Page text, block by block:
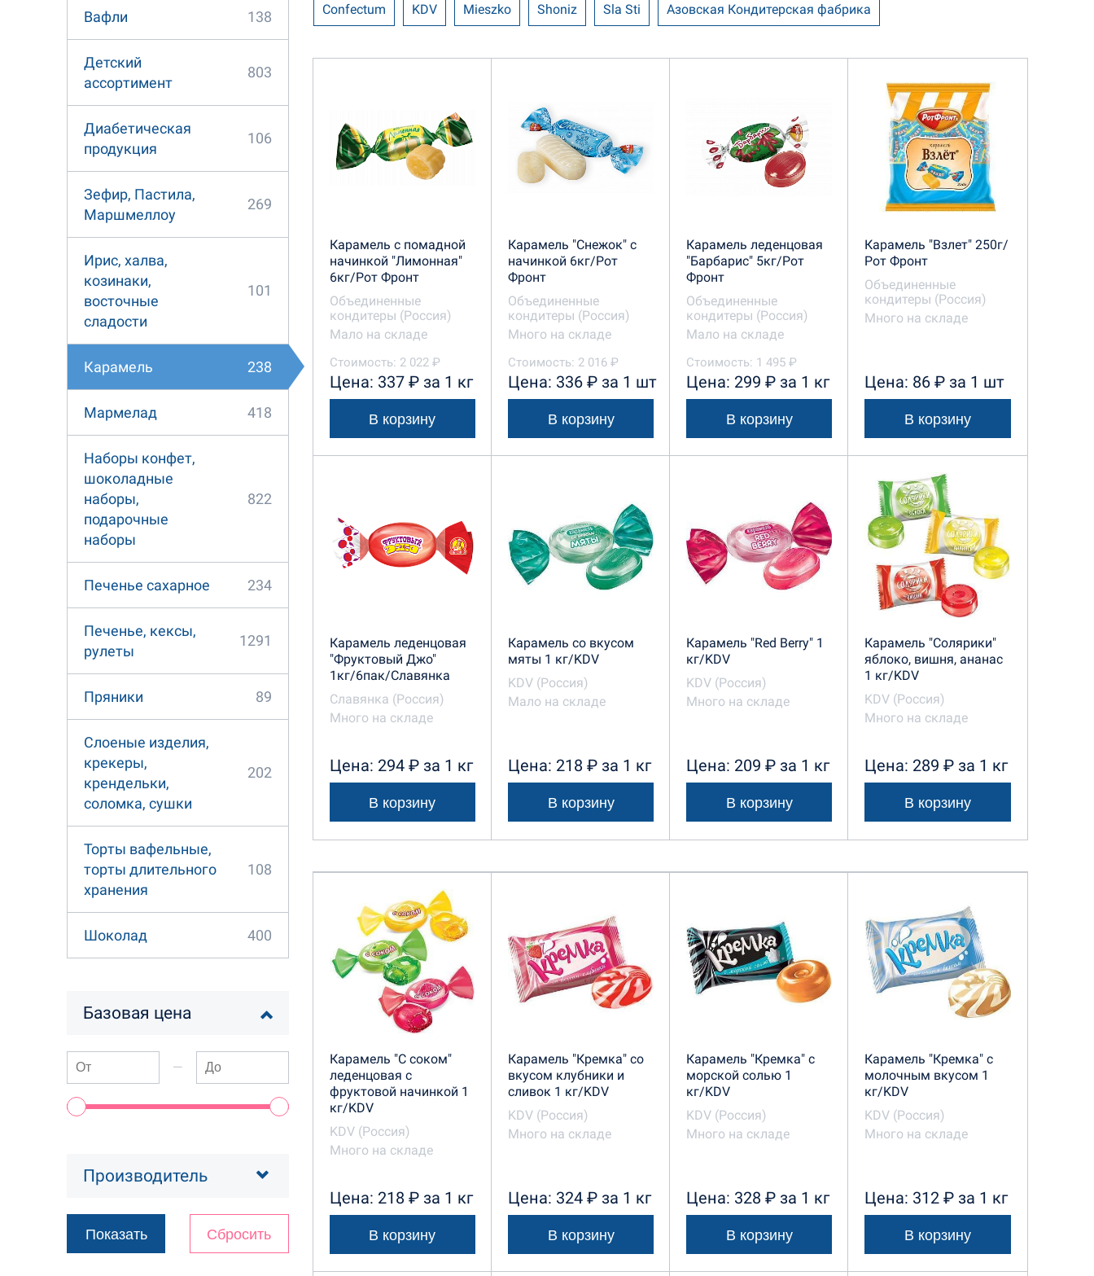
Вафли 138
Детский
ассортимент
803
Диабетическая
продукция
106
Зефир, Пастила,
Маршмеллоу
269
Ирис, халва,
козинаки,
восточные
сладости
101
Карамель 238
Мармелад 418
Наборы конфет,
шоколадные
наборы,
подарочные
наборы
822
Печенье сахарное 234
Печенье, кексы,
рулеты
1291
Пряники 89
Слоеные изделия,
крекеры,
крендельки,
соломка, сушки
202
Торты вафельные,
торты длительного
хранения
108
Шоколад 400
Базовая цена
—
Производитель
Confectum KDV Mieszko Shoniz Sla Sti Азовская Кондитерская фабрика
Сладкий Дом Спартак ТВМ 2001
Карамель с помадной
начинкой "Лимонная"
6кг/Рот Фронт
Объединенные
кондитеры (Россия)
Мало на складе
Стоимость: 2 022 ₽
Цена: 337 ₽ за 1 кг
В корзину
Карамель "Снежок" с
начинкой 6кг/Рот
Фронт
Объединенные
кондитеры (Россия)
Много на складе
Стоимость: 2 016 ₽
Цена: 336 ₽ за 1 шт
В корзину
Карамель леденцовая
"Барбарис" 5кг/Рот
Фронт
Объединенные
кондитеры (Россия)
Мало на складе
Стоимость: 1 495 ₽
Цена: 299 ₽ за 1 кг
В корзину
Карамель "Взлет" 250г/
Рот Фронт
Объединенные
кондитеры (Россия)
Много на складе
Цена: 86 ₽ за 1 шт
В корзину
Карамель леденцовая
"Фруктовый Джо"
1кг/6пак/Славянка
Славянка (Россия)
Много на складе
Цена: 294 ₽ за 1 кг
В корзину
Карамель со вкусом
мяты 1 кг/KDV
KDV (Россия)
Мало на складе
Цена: 218 ₽ за 1 кг
В корзину
Карамель "Red Berry" 1
кг/KDV
KDV (Россия)
Много на складе
Цена: 209 ₽ за 1 кг
В корзину
Карамель "Солярики"
яблоко, вишня, ананас
1 кг/KDV
KDV (Россия)
Много на складе
Цена: 289 ₽ за 1 кг
В корзину
Карамель "С соком"
леденцовая с
фруктовой начинкой 1
кг/KDV
KDV (Россия)
Много на складе
Цена: 218 ₽ за 1 кг
В корзину
Карамель "Кремка" со
вкусом клубники и
сливок 1 кг/KDV
KDV (Россия)
Много на складе
Цена: 324 ₽ за 1 кг
В корзину
Карамель "Кремка" с
морской солью 1
кг/KDV
KDV (Россия)
Много на складе
Цена: 328 ₽ за 1 кг
В корзину
Карамель "Кремка" с
молочным вкусом 1
кг/KDV
KDV (Россия)
Много на складе
Цена: 312 ₽ за 1 кг
В корзину